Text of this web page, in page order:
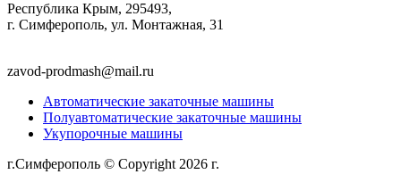
Республика Крым, 295493,
г. Симферополь, ул. Монтажная, 31
zavod-prodmash@mail.ru
Автоматические закаточные машины
Полуавтоматические закаточные машины
Укупорочные машины
г.Симферополь © Copyright 2026 г.